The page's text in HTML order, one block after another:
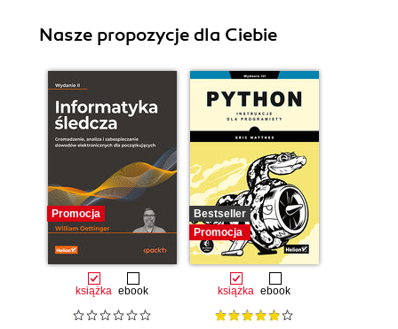
Nasze propozycje dla Ciebie
Promocja
książka ebook
Bestseller
Promocja
książka ebook